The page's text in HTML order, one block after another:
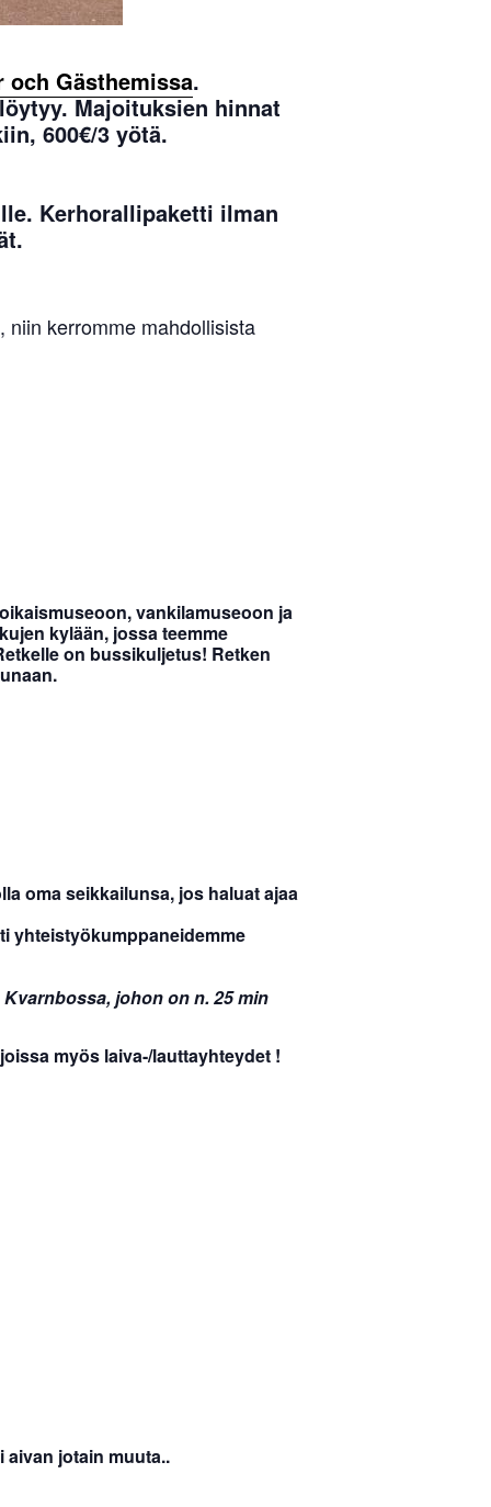
och Gästhemissa.
Majoituksien hinnat
600€/3 yötä.
Kerhorallipaketti ilman
niin kerromme mahdollisista
vankilamuseoon ja
kylään, jossa teemme
on bussikuljetus! Retken
oma seikkailunsa, jos haluat ajaa
yhteistyökumppaneidemme
Kvarnbossa, johon on n. 25 min
myös laiva-/lauttayhteydet !
jotain muuta..